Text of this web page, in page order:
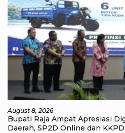
August 8, 2026
Bupati Raja Ampat Apresiasi
Daerah, SP2D Online dan